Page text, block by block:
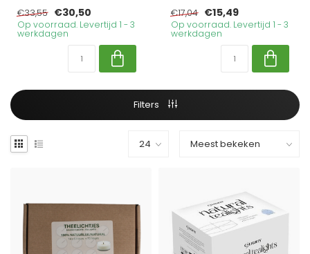
€33,55 €30,50
Op voorraad. Levertijd 1 - 3
werkdagen
€17,04 €15,49
Op voorraad. Levertijd 1 - 3
werkdagen
Filters